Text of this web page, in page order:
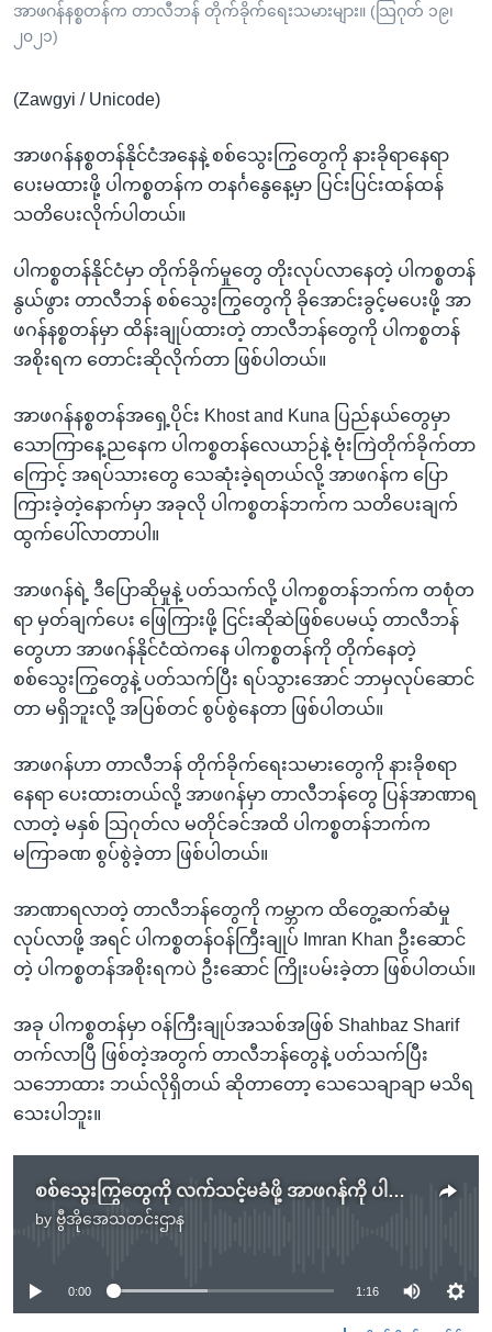
ကြည့်
ရန်
သို့
ကျော်
ရန်
အာဖဂန်နစ္စတန်က တာလီဘန် တိုက်ခိုက်ရေးသမားများ။ (သြဂုတ် ၁၉၊
၂၀၂၁)
(Zawgyi / Unicode)
အာဖဂန်နစ္စတန်နိုင်ငံအနေနဲ့ စစ်သွေးကြွတွေကို နားခိုရာနေရာ
ပေးမထားဖို့ ပါကစ္စတန်က တနင်္ဂနွေနေ့မှာ ပြင်းပြင်းထန်ထန်
သတိပေးလိုက်ပါတယ်။
ပါကစ္စတန်နိုင်ငံမှာ တိုက်ခိုက်မှုတွေ တိုးလုပ်လာနေတဲ့ ပါကစ္စတန်
နွယ်ဖွား တာလီဘန် စစ်သွေးကြွတွေကို ခိုအောင်းခွင့်မပေးဖို့ အာ
ဖဂန်နစ္စတန်မှာ ထိန်းချုပ်ထားတဲ့ တာလီဘန်တွေကို ပါကစ္စတန်
အစိုးရက တောင်းဆိုလိုက်တာ ဖြစ်ပါတယ်။
အာဖဂန်နစ္စတန်အရှေ့ပိုင်း Khost and Kuna ပြည်နယ်တွေမှာ
သောကြာနေ့ညနေက ပါကစ္စတန်လေယာဉ်နဲ့ ဗုံးကြဲတိုက်ခိုက်တာ
ကြောင့် အရပ်သားတွေ သေဆုံးခဲ့ရတယ်လို့ အာဖဂန်က ပြော
ကြားခဲ့တဲ့နောက်မှာ အခုလို ပါကစ္စတန်ဘက်က သတိပေးချက်
ထွက်ပေါ်လာတာပါ။
အာဖဂန်ရဲ့ ဒီပြောဆိုမှုနဲ့ ပတ်သက်လို့ ပါကစ္စတန်ဘက်က တစုံတ
ရာ မှတ်ချက်ပေး ဖြေကြားဖို့ ငြင်းဆိုဆဲဖြစ်ပေမယ့် တာလီဘန်
တွေဟာ အာဖဂန်နိုင်ငံထဲကနေ ပါကစ္စတန်ကို တိုက်နေတဲ့
စစ်သွေးကြွတွေနဲ့ ပတ်သက်ပြီး ရပ်သွားအောင် ဘာမှလုပ်ဆောင်
တာ မရှိဘူးလို့ အပြစ်တင် စွပ်စွဲနေတာ ဖြစ်ပါတယ်။
အာဖဂန်ဟာ တာလီဘန် တိုက်ခိုက်ရေးသမားတွေကို နားခိုစရာ
နေရာ ပေးထားတယ်လို့ အာဖဂန်မှာ တာလီဘန်တွေ ပြန်အာဏာရ
လာတဲ့ မနှစ် သြဂုတ်လ မတိုင်ခင်အထိ ပါကစ္စတန်ဘက်က
မကြာခဏ စွပ်စွဲခဲ့တာ ဖြစ်ပါတယ်။
အာဏာရလာတဲ့ တာလီဘန်တွေကို ကမ္ဘာက ထိတွေ့ဆက်ဆံမှု
လုပ်လာဖို့ အရင် ပါကစ္စတန်ဝန်ကြီးချုပ် Imran Khan ဦးဆောင်
တဲ့ ပါကစ္စတန်အစိုးရကပဲ ဦးဆောင် ကြိုးပမ်းခဲ့တာ ဖြစ်ပါတယ်။
အခု ပါကစ္စတန်မှာ ဝန်ကြီးချုပ်အသစ်အဖြစ် Shahbaz Sharif
တက်လာပြီ ဖြစ်တဲ့အတွက် တာလီဘန်တွေနဲ့ ပတ်သက်ပြီး
သဘောထား ဘယ်လိုရှိတယ် ဆိုတာတော့ သေသေချာချာ မသိရ
သေးပါဘူး။
စစ်သွေးကြွတွေကို လက်သင့်မခံဖို့ အာဖဂန်ကို ပါကစ္စတန် သတိပေး
by ဗွီအိုအေသတင်းဌာန
No media source currently available
0:00 1:16